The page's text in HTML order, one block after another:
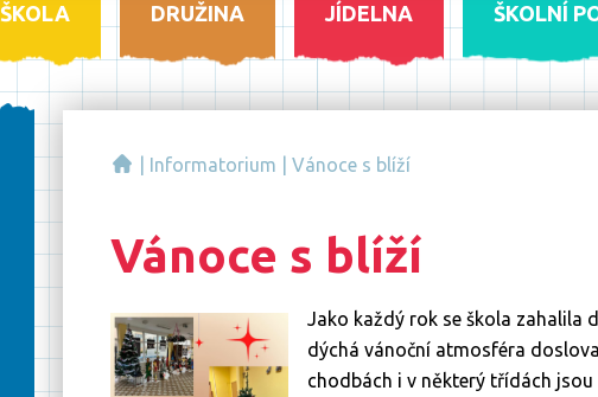
ŠKOLA DRUŽINA JÍDELNA ŠKOLNÍ
Informatorium Vánoce s blíží
Vánoce s blíží
Jako každý rok se škola zahalila
dýchá vánoční atmosféra
chodbách i v některý třídách